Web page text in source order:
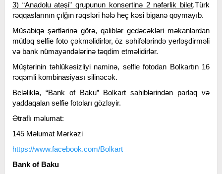
3) “Anadolu atəşi” qrupunun konsertinə 2 nəfərlik bilet.Türk
rəqqaslarının çılğın rəqsləri hələ heç kəsi biganə qoymayıb.
Müsabiqə şərtlərinə görə, qaliblər gedəcəkləri məkanlardan
mütləq selfie foto çəkməlidirlər, öz səhifələrində yerləşdirməli
və bank nümayəndələrinə təqdim etməlidirlər.
Müştərinin təhlükəsizliyi naminə, selfie fotodan Bolkartın 16
rəqəmli kombinasiyası silinəcək.
Beləliklə, “Bank of Baku” Bolkart sahiblərindən parlaq və
yaddaqalan selfie fotoları gözləyir.
Ətraflı məlumat:
145 Məlumat Mərkəzi
https://www.facebook.com/Bolkart
Bank of Baku